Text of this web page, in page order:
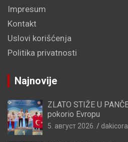
Impresum
Kontakt
Uslovi korišćenja
Politika privatnosti
Najnovije
ZLATO STIŽE U
pokorio Evropu
5. август 2026.